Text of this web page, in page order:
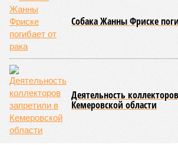
Генералов в Москве
готовили покушения на видных
– всё уже было. В этот раз погибли зять
Александра Чайко
лейтенант. Война идёт и в тылу, что
мирных людей – в том числе.
столичном ресторане Balzi Rossi
является важнейшим политическим
несмотря на то что никаких
так и не последовало,
Мардан